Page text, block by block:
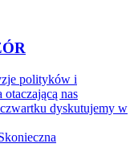
polityków i
nas
dyskutujemy w